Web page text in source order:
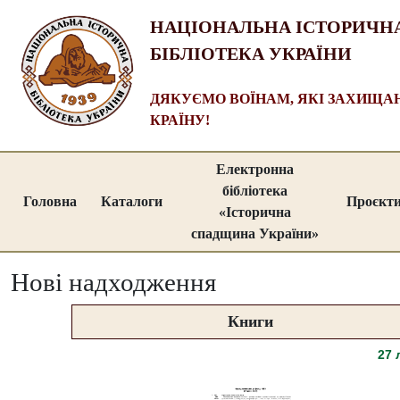
НАЦІОНАЛЬНА
БІБЛІОТЕКА УКРАЇНИ
ДЯКУЄМО ВОЇНАМ, ЯКІ
КРАЇНУ!
Головна Каталоги
Електронна
бібліотека
«Історична
спадщина України»
Нові надходження
Книги
27